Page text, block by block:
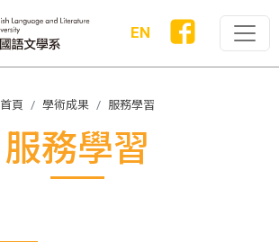
EN
首頁 學術成果 服務學習
服務學習